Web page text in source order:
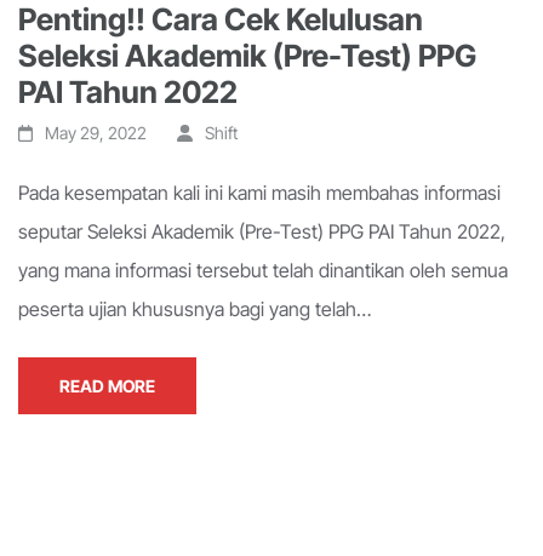
Penting!! Cara Cek Kelulusan
Seleksi Akademik (Pre-Test) PPG
PAI Tahun 2022
May 29, 2022 Shift
Pada kesempatan kali ini kami masih membahas informasi
seputar Seleksi Akademik (Pre-Test) PPG PAI Tahun 2022,
yang mana informasi tersebut telah dinantikan oleh semua
peserta ujian khususnya bagi yang telah…
READ MORE